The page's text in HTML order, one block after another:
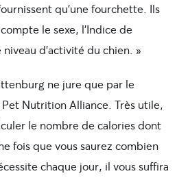
qu’une fourchette. Ils
le sexe, l’Indice de
d’activité du chien. »
ne jure que par le
Nutrition Alliance. Très utile,
le nombre de calories dont
fois que vous saurez combien
chaque jour, il vous suffira